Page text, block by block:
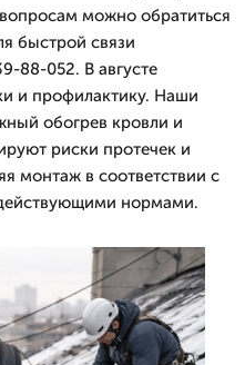
можно обратиться
быстрой связи
88-052. В августе
и профилактику. Наши
обогрев кровли и
риски протечек и
монтаж в соответствии с
нормами.